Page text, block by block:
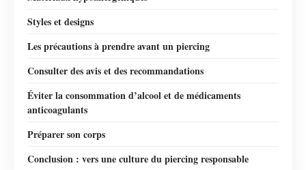
Styles et designs
Les précautions à prendre avant un piercing
Consulter des avis et des recommandations
Éviter la consommation d’alcool et de médicaments
anticoagulants
Préparer son corps
Conclusion : vers une culture du piercing responsable